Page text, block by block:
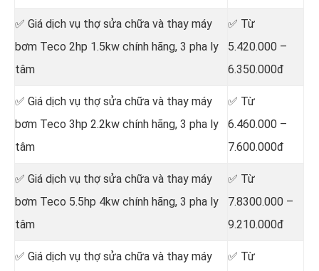
✅ Giá dịch vụ thợ sửa chữa và thay máy
bơm Teco 2hp 1.5kw chính hãng, 3 pha ly
tâm
✅ Từ
5.420.000 –
6.350.000đ
✅ Giá dịch vụ thợ sửa chữa và thay máy
bơm Teco 3hp 2.2kw chính hãng, 3 pha ly
tâm
✅ Từ
6.460.000 –
7.600.000đ
✅ Giá dịch vụ thợ sửa chữa và thay máy
bơm Teco 5.5hp 4kw chính hãng, 3 pha ly
tâm
✅ Từ
7.8300.000 –
9.210.000đ
✅ Giá dịch vụ thợ sửa chữa và thay máy
✅ Từ